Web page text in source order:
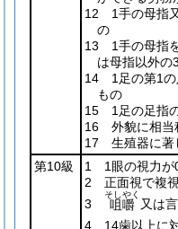
12 1手の母指
の
13 1手の母指
は母指以外の
14 1足の第1の
もの
15 1足の足指
16 外貌に相当
17 生殖器に著
第10級
1 1眼の視力が
2 正面視で複
3
咀嚼
そしやく
又は
4 14歯以上に